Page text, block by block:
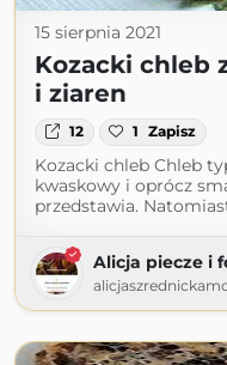
15 sierpnia 2021
Kozacki chleb
i ziaren
12 1 Zapisz
Kozacki chleb Chleb
kwaskowy i oprócz
przedstawia.
Alicja piecze i